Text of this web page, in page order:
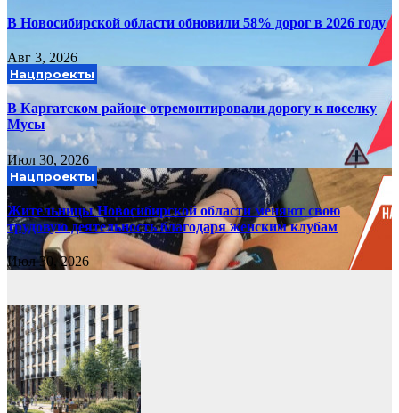
В Новосибирской области обновили 58% дорог в 2026 году
Авг 3, 2026
Нацпроекты
В Каргатском районе отремонтировали дорогу к поселку
Мусы
Июл 30, 2026
Нацпроекты
Жительницы Новосибирской области меняют свою
трудовую деятельность благодаря женским клубам
Июл 30, 2026